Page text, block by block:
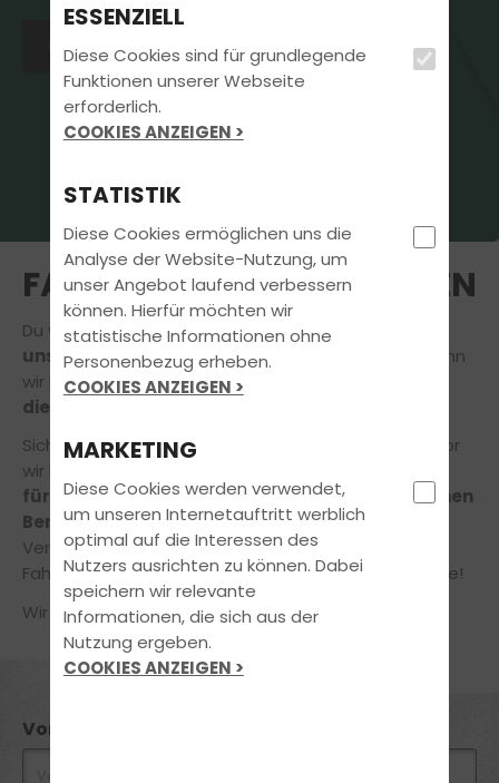
Intensivkurs Theorie in 7 Tagen
FAHRLEHRER*IN ANFRAGEN
Du würdest gerne Deine Ausbildungbei einem
unserer Fahrprofisabsolvieren? Das freut uns, denn
wir lieben unseren Job und möchten auch Dir gerne
die Freude am Fahren
Sicher hast du noch die ein oder andere Frage, bevor
wir loslegen! Gerne nehmen
für Dichund Dein Anliegen in einem unverbindlichen
Beratungsgespräch!
Vereinbare jetzt online einen Termin in unserer
Fahrschule – ganz einfach und bequem von zuhause!
Wir freuen uns auf Deine Nachricht!
Vorname
ESSENZIELL
Diese Cookies sind für grundlegende
Funktionen unserer Webseite
erforderlich.
COOKIES ANZEIGEN >
STATISTIK
Diese Cookies ermöglichen uns die
Analyse der Website-Nutzung, um
unser Angebot laufend verbessern
können. Hierfür möchten wir
statistische Informationen ohne
Personenbezug erheben.
COOKIES ANZEIGEN >
MARKETING
Diese Cookies werden verwendet,
um unseren Internetauftritt werblich
optimal auf die Interessen des
Nutzers ausrichten zu können. Dabei
speichern wir relevante
Informationen, die sich aus der
Nutzung ergeben.
COOKIES ANZEIGEN >